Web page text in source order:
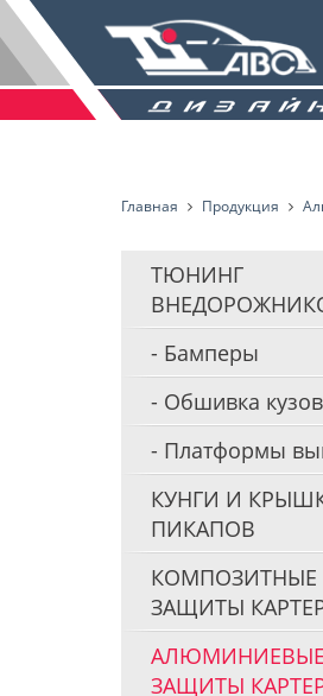
Главная Продукция
ТЮНИНГ
Бамперы
Обшивка
Платформы
КУНГИ И
ПИКАПОВ
КОМПОЗИТНЫЕ
ЗАЩИТЫ
АЛЮМИНИЕВЫЕ
ЗАЩИТЫ